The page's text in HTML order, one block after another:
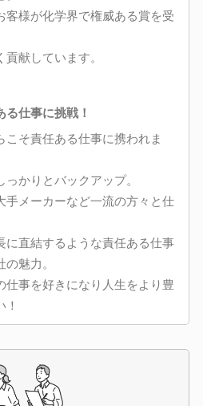
客様が化学界で権威ある賞を受
献しています。
仕事に挑戦！
こそ責任ある仕事に携われま
かりとバックアップ。
手メーカーなど一流の方々と仕
に直結するような責任ある仕事
魅力。
仕事を好きになり人生をより豊